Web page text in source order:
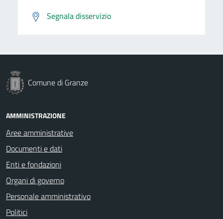
Segnala disservizio
Comune di Granze
AMMINISTRAZIONE
Aree amministrative
Documenti e dati
Enti e fondazioni
Organi di governo
Personale amministrativo
Politici